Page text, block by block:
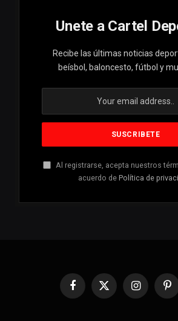
Unete a Cartel
Recibe las últimas noticias
beísbol, baloncesto, fútbol y
Al registrarse, acepta nuestros
acuerdo de Política de
Facebook
X
Instagram